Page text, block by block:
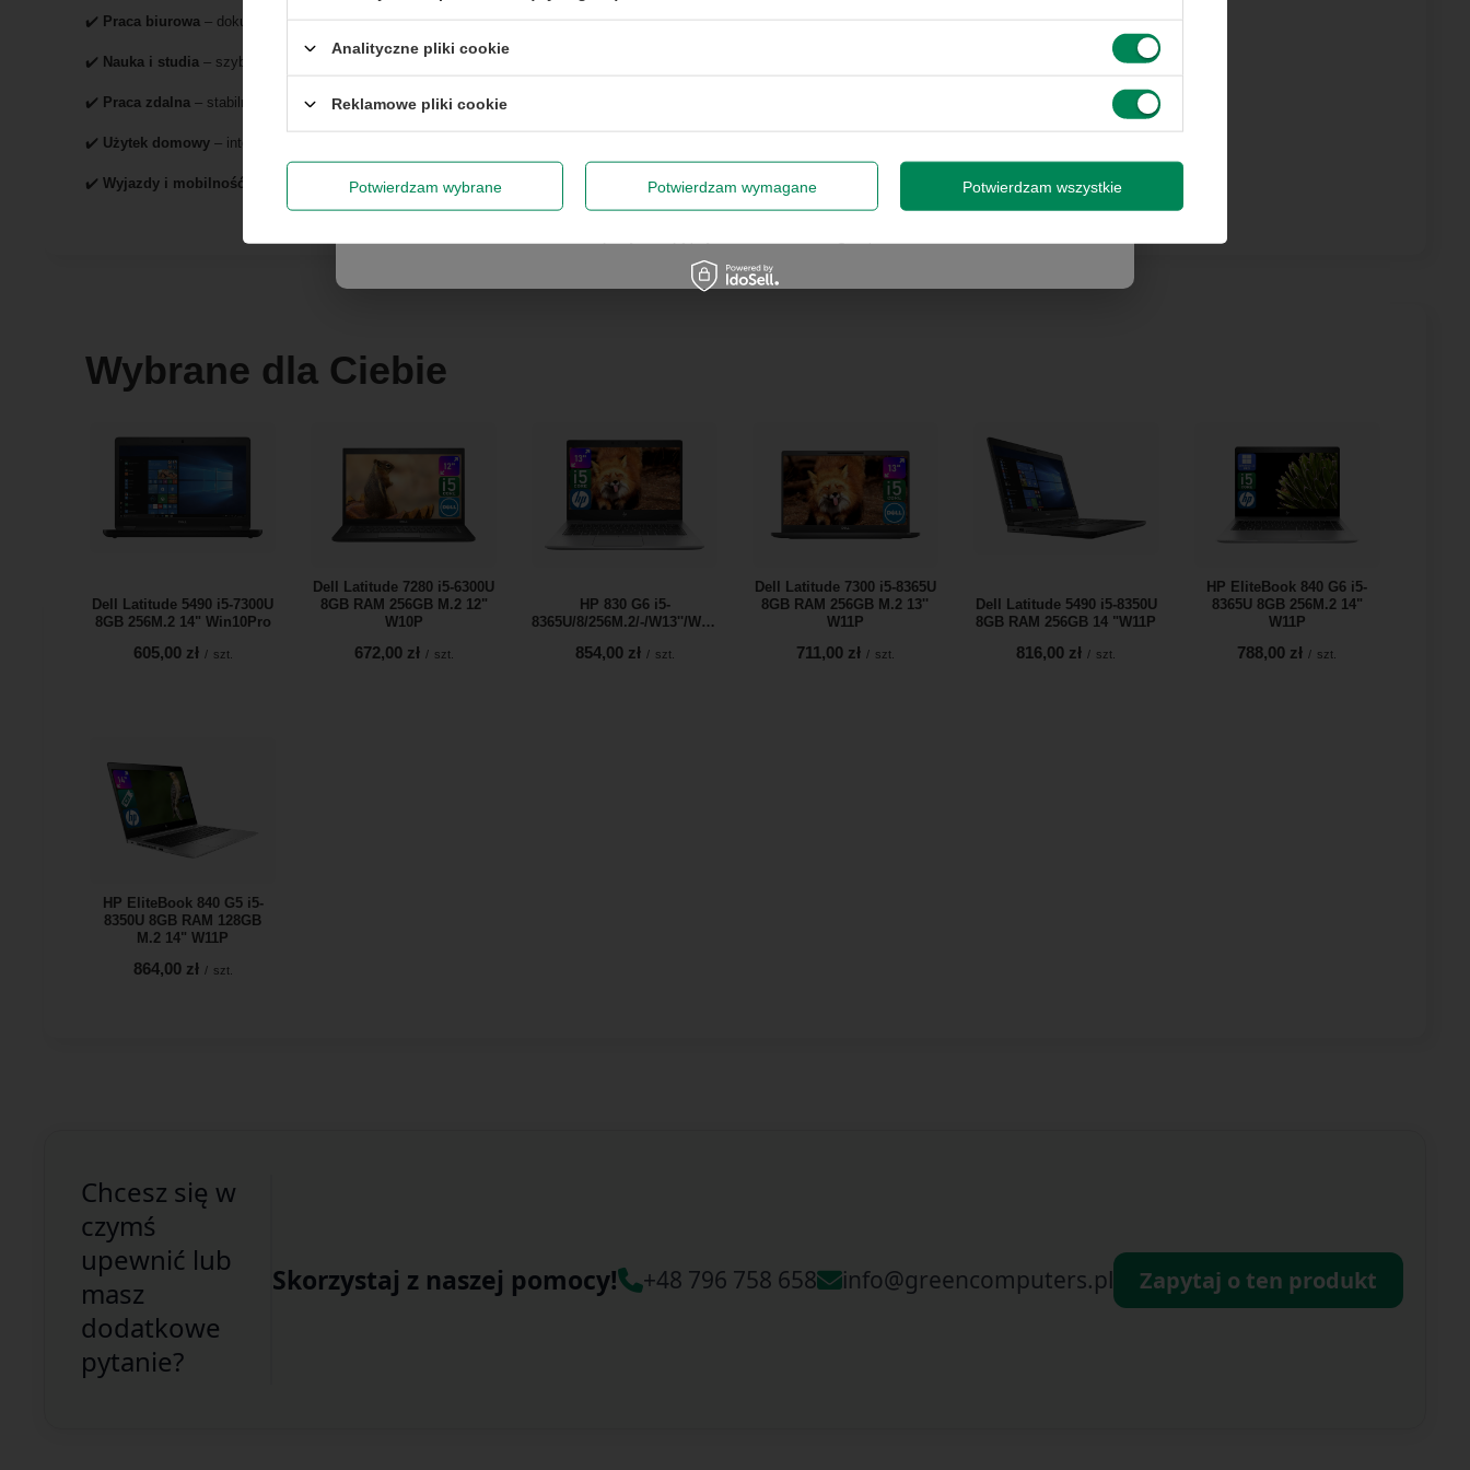
✔️ Praca biurowa – dokumenty, arkusze, wideokonferencje, aplikacje firmowe
✔️ Nauka i studia – szybka, stabilna i wygodna platforma do zajęć i projektów
✔️ Praca zdalna – stabilność i wydajność, na których możesz polegać
✔️ Użytek domowy – internet, filmy, zakupy, codzienne zadania
✔️Wyjazdy i mobilność – kompaktowy, lekki i wytrzymały sprzęt
Wybrane dla Ciebie
Dell Latitude 5490 i5-7300U
8GB 256M.2 14" Win10Pro
605,00 zł / szt.
Dell Latitude 7280 i5-6300U
8GB RAM 256GB M.2 12"
W10P
672,00 zł / szt.
HP 830 G6 i5-
8365U/8/256M.2/-/W13''/W10P
854,00 zł / szt.
Dell Latitude 7300 i5-8365U
8GB RAM 256GB M.2 13''
W11P
711,00 zł / szt.
Dell Latitude 5490 i5-8350U
8GB RAM 256GB 14 "W11P
816,00 zł / szt.
HP EliteBook 840 G6 i5-
8365U 8GB 256M.2 14"
W11P
788,00 zł / szt.
HP EliteBook 840 G5 i5-
8350U 8GB RAM 128GB
M.2 14" W11P
864,00 zł / szt.
Chcesz się w
czymś
upewnić lub
masz
dodatkowe
pytanie?
Skorzystaj z naszej pomocy! +48 796 758 658 info@greencomputers.pl Zapytaj o ten produkt
Rabat 50 zł przy zamówieniach powyżej 300 zł. Oferta jednorazowa, nie łączy się z innymi
Wyrażam zgodę na przetwarzanie danych osobowych (adres e-mail) na potrzeby wysyłki
Zapisz się
Analityczne pliki cookie
Reklamowe pliki cookie
Potwierdzam wybrane Potwierdzam wymagane Potwierdzam wszystkie